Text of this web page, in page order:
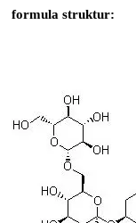
formula struktur: